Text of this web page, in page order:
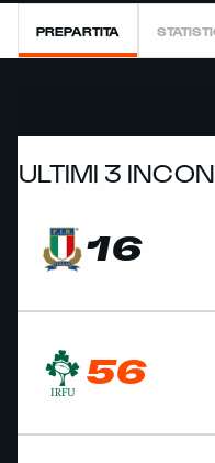
PREPARTITA
ULTIMI 3
16
56